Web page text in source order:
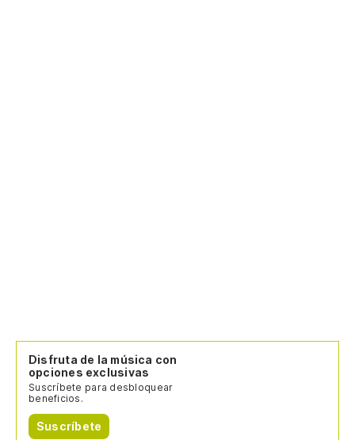
Disfruta de la música con
opciones exclusivas
Suscríbete para desbloquear
beneficios.
Suscríbete